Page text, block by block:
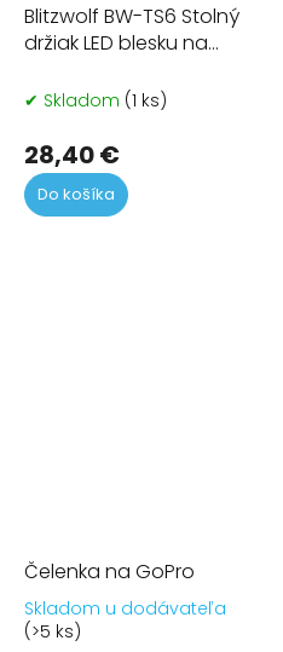
hodnotenie
Blitzwolf BW-TS6 Stolný
držiak LED blesku na
✔ Skladom (1 ks)
28,40 €
Do košíka
Čelenka na GoPro
Skladom u dodávateľa
(>5 ks)